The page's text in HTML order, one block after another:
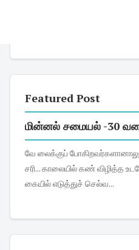
Featured Post
மின்னல் சமையல் -30
வே லைக்குப் போகிறவர்களானாலும் சரி, இல்லத்தரசிகளானாலும்
சரி... காலையில் கண் விழித்த உடனேயே,
கையில் எடுத்துச் செல்வ...